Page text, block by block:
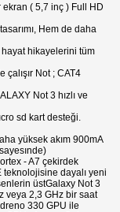
( 5,7 inç ) Full HD
Hem de daha
hikayelerini tüm
Not ; CAT4
Not 3 hızlı ve
sd kart desteği.
yüksek akım 900mA
- A7 çekirdek
teknolojisine dayalı yeni
üstGalaxy Not 3
veya 2,3 GHz bir saat
330 GPU ile